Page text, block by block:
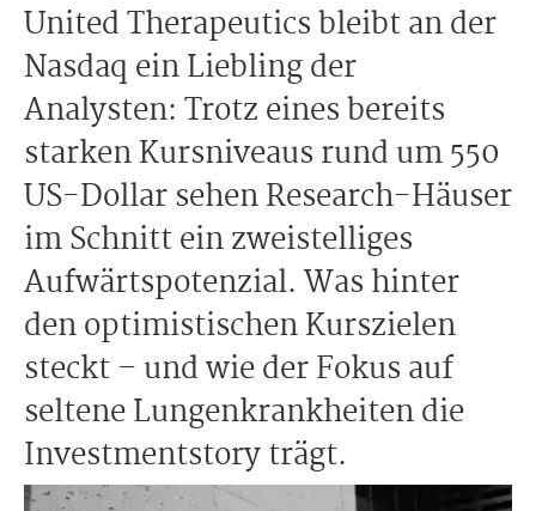
United Therapeutics bleibt an der
Nasdaq ein Liebling der
Analysten: Trotz eines bereits
starken Kursniveaus rund um 550
US-Dollar sehen Research-Häuser
im Schnitt ein zweistelliges
Aufwärtspotenzial. Was hinter
den optimistischen Kurszielen
steckt – und wie der Fokus auf
seltene Lungenkrankheiten die
Investmentstory trägt.